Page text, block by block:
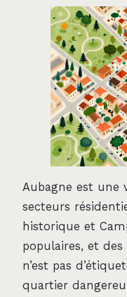
Aubagne est une
secteurs
historique et
populaires, et
n’est pas
quartier